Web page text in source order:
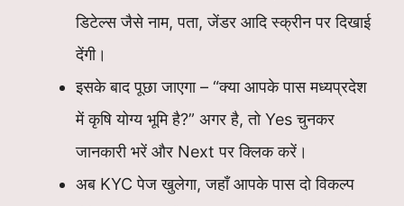
डिटेल्स जैसे नाम, पता, जेंडर आदि स्क्रीन पर दिखाई
देंगी।
इसके बाद पूछा जाएगा – “क्या आपके पास मध्यप्रदेश
में कृषि योग्य भूमि है?” अगर है, तो Yes चुनकर
जानकारी भरें और Next पर क्लिक करें।
अब KYC पेज खुलेगा, जहाँ आपके पास दो विकल्प